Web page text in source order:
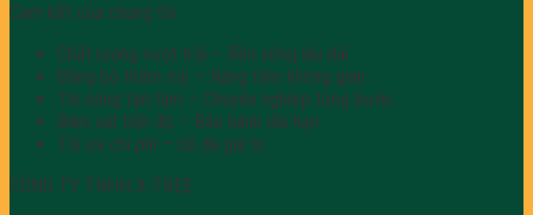
Cam kết của chúng tôi
Chất lượng vượt trội – Bền vững lâu dài
Đồng bộ thẩm mỹ – Nâng tầm không gian
Thi công tận tâm – Chuyên nghiệp từng bước
Bám sát tiến độ – Bảo hành dài hạn
Tối ưu chi phí – tối đa giá trị
CÔNG TY TNHH X-TREE